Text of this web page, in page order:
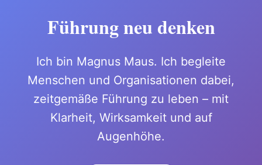
Führung neu denken
Ich bin Magnus Maus. Ich begleite
Menschen und Organisationen dabei,
zeitgemäße Führung zu leben – mit
Klarheit, Wirksamkeit und auf
Augenhöhe.